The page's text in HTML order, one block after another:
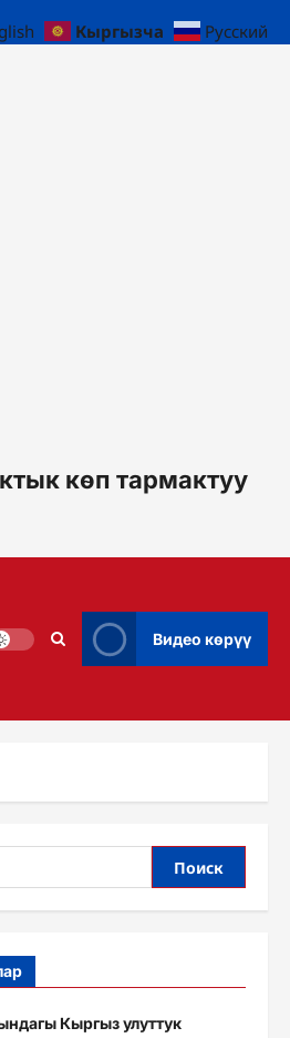
көп тармактуу
Видео көрүү
Кыргыз улуттук
Кыргызча Русский